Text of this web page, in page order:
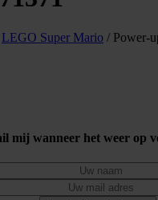
LEGO Super Mario / Power-
mij wanneer het weer op